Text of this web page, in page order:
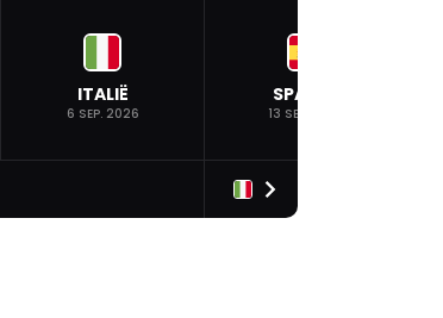
ITALIË
6 SEP. 2026
SPANJE
13 SEP. 2026